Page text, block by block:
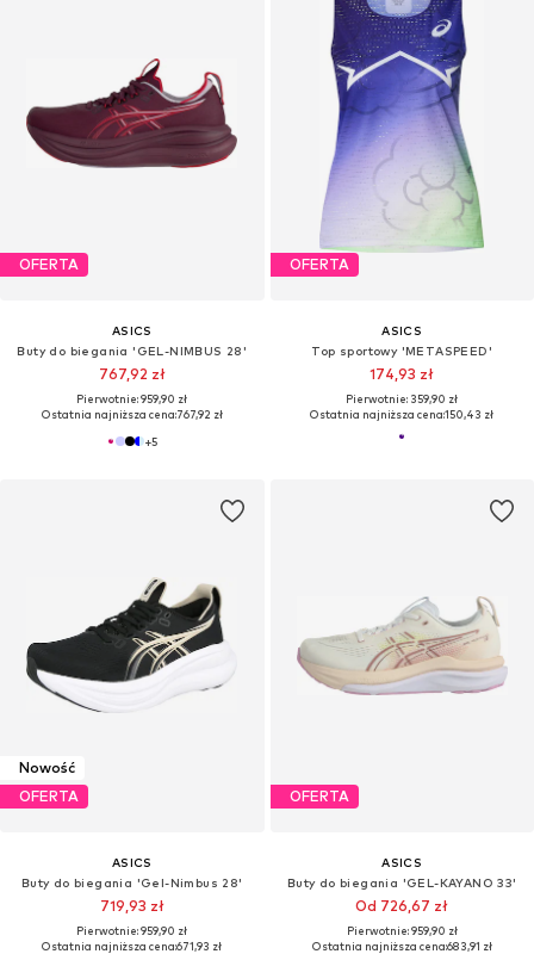
OFERTA
ASICS
Buty do biegania 'GEL-NIMBUS 28'
767,92 zł
Pierwotnie: 959,90 zł
Ostatnia najniższa cena:767,92 zł
+5
OFERTA
ASICS
Top sportowy 'METASPEED'
174,93 zł
Pierwotnie: 359,90 zł
Ostatnia najniższa cena:150,43 zł
Nowość
OFERTA
ASICS
Buty do biegania 'Gel-Nimbus 28'
719,93 zł
Pierwotnie: 959,90 zł
Ostatnia najniższa cena:671,93 zł
OFERTA
ASICS
Buty do biegania 'GEL-KAYANO 33'
Od 726,67 zł
Pierwotnie: 959,90 zł
Ostatnia najniższa cena:683,91 zł